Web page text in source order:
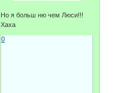
Но я больш ню чем Люси!!!
Хаха
0